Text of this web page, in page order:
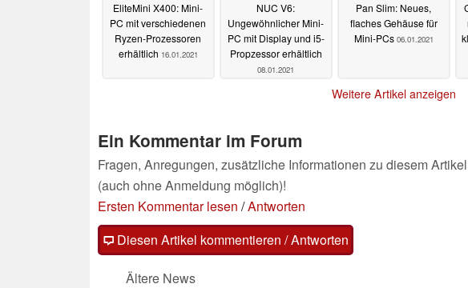
EliteMini X400: Mini-
PC mit verschiedenen
Ryzen-Prozessoren
erhältlich 16.01.2021
NUC V6:
Ungewöhnlicher Mini-
PC mit Display und i5-
Propzessor erhältlich
08.01.2021
Pan Slim: Neues,
flaches Gehäuse für
Mini-PCs 06.01.2021
Weitere Artikel anzeigen
Ein Kommentar im Forum
Fragen, Anregungen, zusätzliche Informationen zu diesem
(auch ohne Anmeldung möglich)!
Ersten Kommentar lesen /Antworten
Diesen Artikel kommentieren / Antworten
Ältere News